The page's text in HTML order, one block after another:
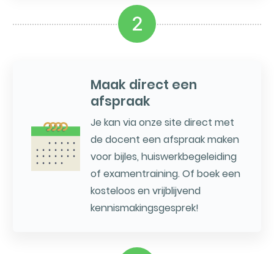
2
Maak direct een
afspraak
Je kan via onze site direct met
de docent een afspraak maken
voor bijles, huiswerkbegeleiding
of examentraining. Of boek een
kosteloos en vrijblijvend
kennismakingsgesprek!